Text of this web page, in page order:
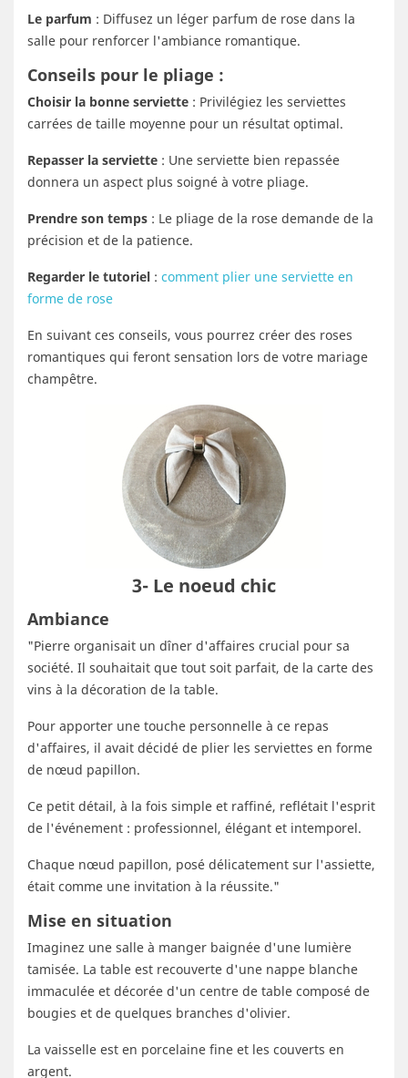
Le parfum : Diffusez un léger parfum de rose dans la
salle pour renforcer l'ambiance romantique.
Conseils pour le pliage :
Choisir la bonne serviette : Privilégiez les serviettes
carrées de taille moyenne pour un résultat optimal.
Repasser la serviette : Une serviette bien repassée
donnera un aspect plus soigné à votre pliage.
Prendre son temps : Le pliage de la rose demande de la
précision et de la patience.
Regarder le tutoriel : comment plier une serviette en
forme de rose
En suivant ces conseils, vous pourrez créer des roses
romantiques qui feront sensation lors de votre mariage
champêtre.
3- Le noeud chic
Ambiance
"Pierre organisait un dîner d'affaires crucial pour sa
société. Il souhaitait que tout soit parfait, de la carte des
vins à la décoration de la table.
Pour apporter une touche personnelle à ce repas
d'affaires, il avait décidé de plier les serviettes en forme
de nœud papillon.
Ce petit détail, à la fois simple et raffiné, reflétait l'esprit
de l'événement : professionnel, élégant et intemporel.
Chaque nœud papillon, posé délicatement sur l'assiette,
était comme une invitation à la réussite."
Mise en situation
Imaginez une salle à manger baignée d'une lumière
tamisée. La table est recouverte d'une nappe blanche
immaculée et décorée d'un centre de table composé de
bougies et de quelques branches d'olivier.
La vaisselle est en porcelaine fine et les couverts en
argent.